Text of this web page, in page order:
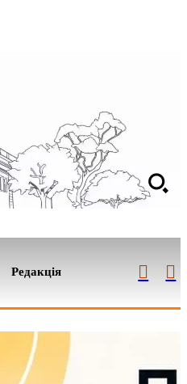
Редакція